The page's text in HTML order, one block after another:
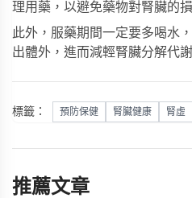
理用藥，以避免藥物對腎臟的損
此外，服藥期間一定要多喝水
出體外，進而減輕腎臟分解代
標籤： 預防保健 腎臟健康 腎虛
推薦文章